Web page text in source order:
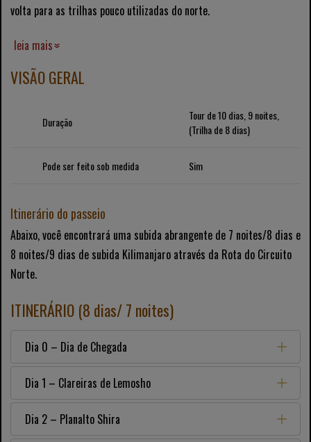
volta para as trilhas pouco utilizadas do norte.
leia mais
VISÃO GERAL
Duração
Tour de 10 dias, 9 noites,
(Trilha de 8 dias)
Pode ser feito sob medida Sim
Itinerário do passeio
Abaixo, você encontrará uma subida abrangente de 7 noites/8 dias e
8 noites/9 dias de subida Kilimanjaro através da Rota do Circuito
Norte.
ITINERÁRIO (8 dias/ 7 noites)
Dia 0 – Dia de Chegada
Dia 1 – Clareiras de Lemosho
Dia 2 – Planalto Shira